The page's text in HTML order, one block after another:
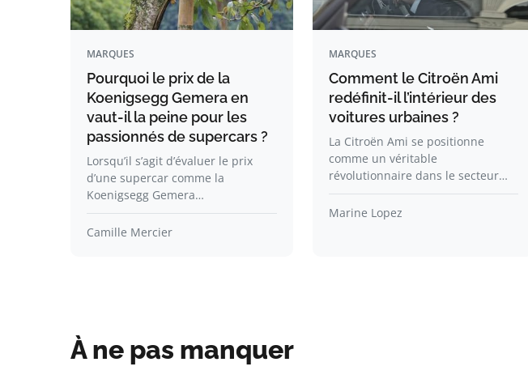
MARQUES
Pourquoi le prix de la
Koenigsegg Gemera en
vaut-il la peine pour les
passionnés de supercars ?
Lorsqu’il s’agit d’évaluer le prix
d’une supercar comme la
Koenigsegg Gemera…
Camille Mercier
MARQUES
Comment le Citroën Ami
redéfinit-il l’intérieur des
voitures urbaines ?
La Citroën Ami se positionne
comme un véritable
révolutionnaire dans le secteur…
Marine Lopez
À ne pas manquer